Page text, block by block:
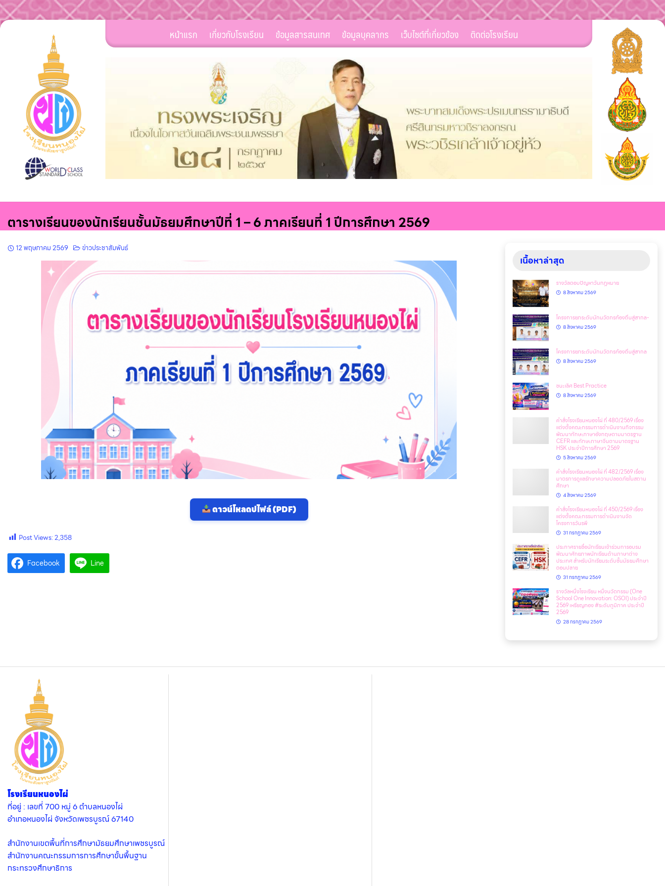
Skip
หน้าแรก เกี่ยวกับโรงเรียน ข้อมูลสารสนเทศ ข้อมูลบุคลากร เว็บไซต์ที่เกี่ยวข้อง ติดต่อโรงเรียน
ตารางเรียนของนักเรียนชั้นมัธยมศึกษาปีที่ 1 – 6 ภาคเรียนที่ 1 ปีการศึกษา 2569
12 พฤษภาคม 2569 ข่าวประชาสัมพันธ์
ดาวน์โหลดปไฟล์ (PDF)
Post Views:2,358
Facebook Line
เนื้อหาล่าสุด
รางวัลตอบปัญหาวันกฎหมาย
8 สิงหาคม 2569
โครงการยกระดับนักนวัตกรท้องถิ่นสู่สากล-
8 สิงหาคม 2569
โครงการยกระดับนักนวัตกรท้องถิ่นสู่สากล
8 สิงหาคม 2569
ชนะเลิศ Best Practice
8 สิงหาคม 2569
คำสั่งโรงเรียนหนองไผ่ ที่ 480/2569 เรื่อง
แต่งตั้งคณะกรรมการดำเนินงานกิจกรรม
พัฒนาทักษะภาษาอังกฤษตามมาตรฐาน
CEFR และทักษะภาษาจีนตามมาตรฐาน
HSK ประจำปีการศึกษา 2569
5 สิงหาคม 2569
คำสั่งโรงเรียนหนองไผ่ ที่ 482/2569 เรื่อง
มาตรการดูแลรักษาความปลอดภัยในสถาน
ศึกษา
4 สิงหาคม 2569
คำสั่งโรงเรียนหนองไผ่ ที่ 450/2569 เรื่อง
แต่งตั้งคณะกรรมการดำเนินงานจัด
โครงการวันรพี
31 กรกฎาคม 2569
ประกาศรายชื่อนักเรียนเข้าร่วมการอบรม
พัฒนาศักยภาพนักเรียนด้านภาษาต่าง
ประเทศ สำหรับนักเรียนระดับชั้นมัธยมศึกษา
ตอนปลาย
31 กรกฎาคม 2569
รางวัลหนึ่งโรงเรียน หนึ่งนวัตกรรม (One
School One Innovation: OSOI) ประจำปี
2569 เหรียญทอง #ระดับภูมิภาค ประจำปี
2569
28 กรกฎาคม 2569
โรงเรียนหนองไผ่
ที่อยู่ : เลขที่ 700 หมู่ 6 ตำบลหนองไผ่
อำเภอหนองไผ่ จังหวัดเพชรบูรณ์ 67140
สำนักงานเขตพื้นที่การศึกษามัธยมศึกษาเพชรบูรณ์
สำนักงานคณะกรรมการการศึกษาขั้นพื้นฐาน
กระทรวงศึกษาธิการ